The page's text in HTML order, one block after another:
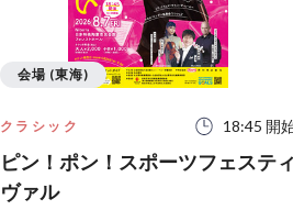
クラシック 18:45 開
ピン！ポン！スポーツフェステ
ヴァル
会場 (東海)